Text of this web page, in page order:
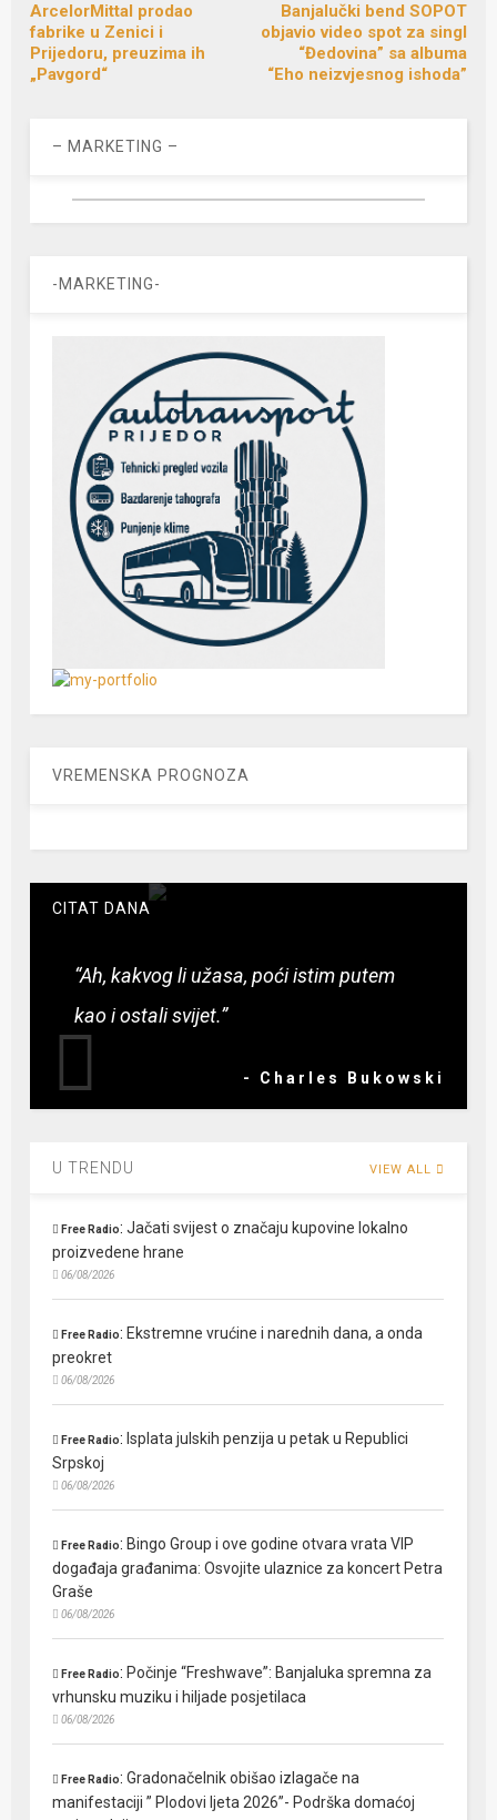
ArcelorMittal prodao
fabrike u Zenici i
Prijedoru, preuzima ih
„Pavgord“
Banjalučki bend SOPOT
objavio video spot za singl
“Đedovina” sa albuma
“Eho neizvjesnog ishoda”
– MARKETING –
-MARKETING-
VREMENSKA PROGNOZA
CITAT DANA
“Ah, kakvog li užasa, poći istim putem
kao i ostali svijet.”
- Charles Bukowski
U TRENDU VIEW ALL
Free Radio:Jačati svijest o značaju kupovine lokalno
proizvedene hrane
06/08/2026
Free Radio: Ekstremne vrućine i narednih dana, a onda
preokret
06/08/2026
Free Radio: Isplata julskih penzija u petak u Republici
Srpskoj
06/08/2026
Free Radio: Bingo Group i ove godine otvara vrata VIP
događaja građanima: Osvojite ulaznice za koncert Petra
Graše
06/08/2026
Free Radio: Počinje “Freshwave”: Banjaluka spremna za
vrhunsku muziku i hiljade posjetilaca
06/08/2026
Free Radio:Gradonačelnik obišao izlagače na
manifestaciji ” Plodovi ljeta 2026”- Podrška domaćoj